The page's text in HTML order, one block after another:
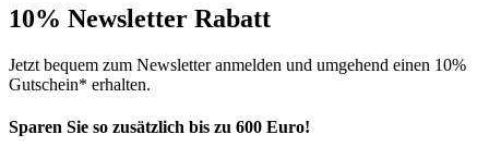
10% Newsletter Rabatt
Jetzt bequem zum Newsletter anmelden und umgehend einen 10%
Gutschein* erhalten.
Sparen Sie so zusätzlich bis zu 600 Euro!